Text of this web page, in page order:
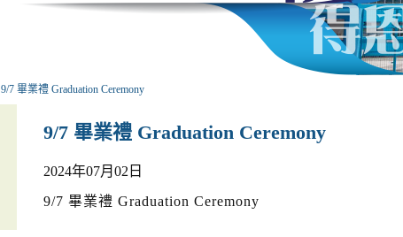
9/7 畢業禮 Graduation Ceremony
9/7 畢業禮 Graduation Ceremony
2024年07月02日
9/7 畢業禮 Graduation Ceremony